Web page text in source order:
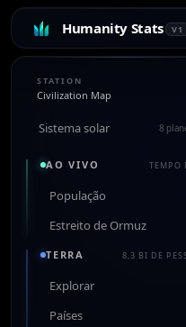
Humanity Stats V1
STATION
Civilization Map
Sistema solar 8
AO VIVO TEMPO
População
Estreito de Ormuz
TERRA 8,3 BI DE
Explorar
Países